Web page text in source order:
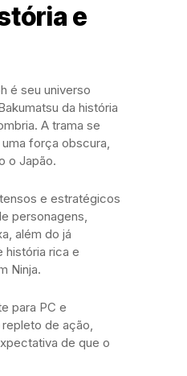
e
é seu universo
da história
A trama se
força obscura,
o Japão.
e estratégicos
personagens,
além do já
história rica e
Ninja.
para PC e
de ação,
de que o